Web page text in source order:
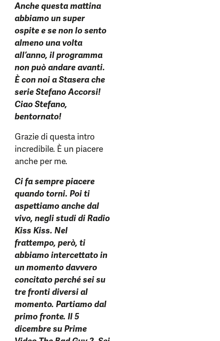
Anche questa mattina
abbiamo un super
ospite e se non lo sento
almeno una volta
all’anno, il programma
non può andare avanti.
È con noi a Stasera che
serie Stefano Accorsi!
Ciao Stefano,
bentornato!
Grazie di questa intro
incredibile. È un piacere
anche per me.
Ci fa sempre piacere
quando torni. Poi ti
aspettiamo anche dal
vivo, negli studi di Radio
Kiss Kiss. Nel
frattempo, però, ti
abbiamo intercettato in
un momento davvero
concitato perché sei su
tre fronti diversi al
momento. Partiamo dal
primo fronte. Il 5
dicembre su Prime